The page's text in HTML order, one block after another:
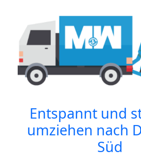
Entspannt und
umziehen nach
Süd